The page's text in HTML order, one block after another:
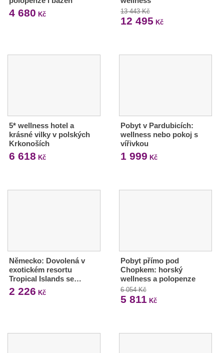
4 680 Kč 13 443 Kč
12 495 Kč
5* wellness hotel a
krásné vilky v polských
Krkonoších
6 618 Kč
Pobyt v Pardubicích:
wellness nebo pokoj s
vířivkou
1 999 Kč
Německo: Dovolená v
exotickém resortu
Tropical Islands se…
2 226 Kč
Pobyt přímo pod
Chopkem: horský
wellness a polopenze
6 054 Kč
5 811 Kč